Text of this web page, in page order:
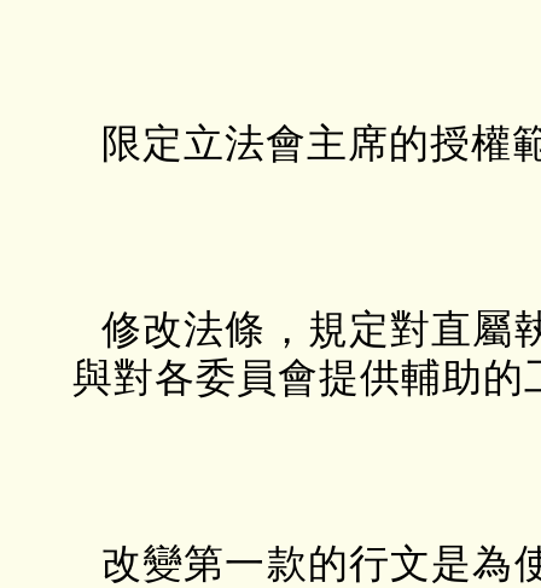
限定立法會主席的授權
修改法條，規定對直屬
與對各委員會提供輔助
改變第一款的行文是為